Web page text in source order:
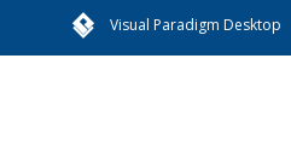
Visual Paradigm Desktop